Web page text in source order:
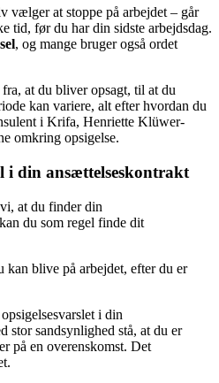
vælger at stoppe på arbejdet – går
tid, før du har din sidste arbejdsdag.
, og mange bruger også ordet
at du bliver opsagt, til at du
kan variere, alt efter hvordan du
i Krifa, Henriette Klüwer-
omkring opsigelse.
i din ansættelseskontrakt
at du finder din
du som regel finde dit
blive på arbejdet, efter du er
i din
stor sandsynlighed stå, at du er
på en overenskomst. Det